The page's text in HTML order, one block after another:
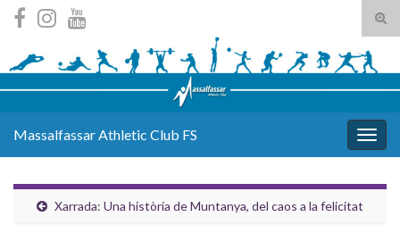
Search for:
Massalfassar Athletic Club FS
Xarrada: Una història de Muntanya, del caos a la felicitat